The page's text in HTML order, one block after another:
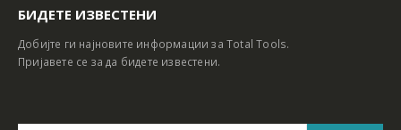
БИДЕТЕ ИЗВЕСТЕНИ
Добијте ги најновите информации за Total Tools.
Пријавете се за да бидете известени.